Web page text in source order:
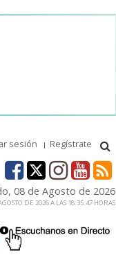
sesión Regístrate
08 de Agosto de 2026
DE 2026 A LAS 18:35:47 HORAS